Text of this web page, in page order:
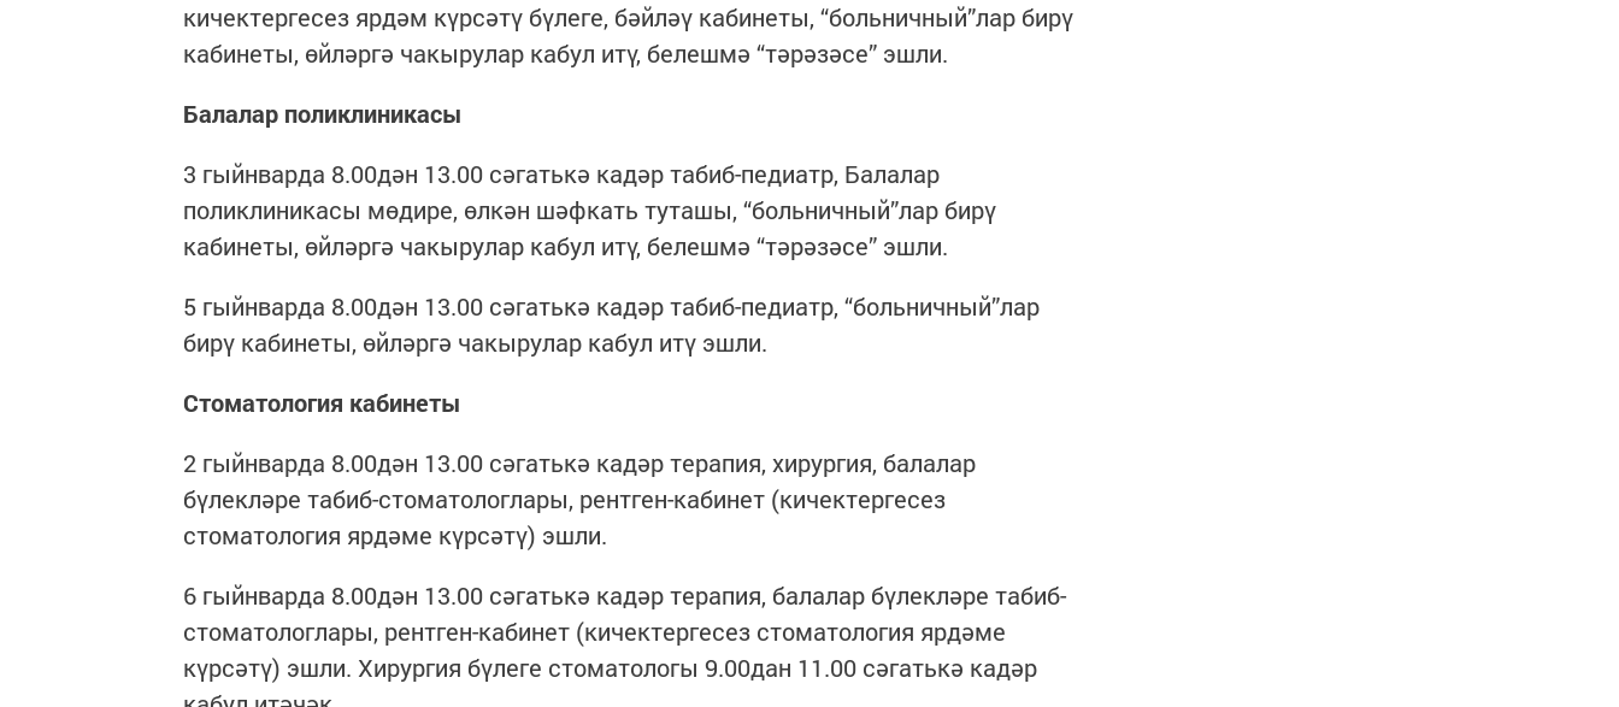
кичектергесез ярдәм күрсәтү бүлеге, бәйләү кабинеты, “больничный”лар бирү
кабинеты, өйләргә чакырулар кабул итү, белешмә “тәрәзәсе” эшли.
Балалар поликлиникасы
3 гыйнварда 8.00дән 13.00 сәгатькә кадәр табиб-педиатр, Балалар
поликлиникасы мөдире, өлкән шәфкать туташы, “больничный”лар бирү
кабинеты, өйләргә чакырулар кабул итү, белешмә “тәрәзәсе” эшли.
5 гыйнварда 8.00дән 13.00 сәгатькә кадәр табиб-педиатр, “больничный”лар
бирү кабинеты, өйләргә чакырулар кабул итү эшли.
Стоматология кабинеты
2 гыйнварда 8.00дән 13.00 сәгатькә кадәр терапия, хирургия, балалар
бүлекләре табиб-стоматологлары, рентген-кабинет (кичектергесез
стоматология ярдәме күрсәтү) эшли.
6 гыйнварда 8.00дән 13.00 сәгатькә кадәр терапия, балалар бүлекләре табиб-
стоматологлары, рентген-кабинет (кичектергесез стоматология ярдәме
күрсәтү) эшли. Хирургия бүлеге стоматологы 9.00дан 11.00 сәгатькә кадәр